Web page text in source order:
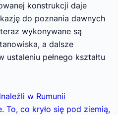
konstrukcji daje
do poznania dawnych
wykonywane są
a dalsze
pełnego kształtu
w Rumunii
To, co kryło się pod ziemią,